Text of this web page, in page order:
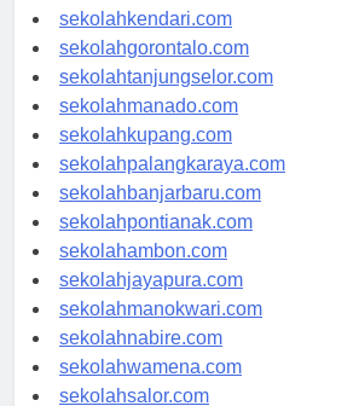
sekolahmakassar.com
sekolahkendari.com
sekolahgorontalo.com
sekolahtanjungselor.com
sekolahmanado.com
sekolahkupang.com
sekolahpalangkaraya.com
sekolahbanjarbaru.com
sekolahpontianak.com
sekolahambon.com
sekolahjayapura.com
sekolahmanokwari.com
sekolahnabire.com
sekolahwamena.com